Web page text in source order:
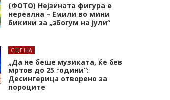
(ФОТО) Нејзината фигура е
нереална – Емили во мини
бикини за „збогум на јули“
СЦЕНА
„Да не беше музиката, ќе бев
мртов до 25 години“:
Десингерица отворено за
пороците